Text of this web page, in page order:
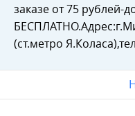
заказе от 75 рублей-
(ст.метро